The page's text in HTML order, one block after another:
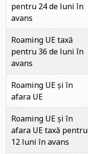
pentru 24 de luni în
avans
Roaming UE taxă
pentru 36 de luni în
avans
Roaming UE și în
afara UE
Roaming UE și în
afara UE taxă pentru
12 luni în avans